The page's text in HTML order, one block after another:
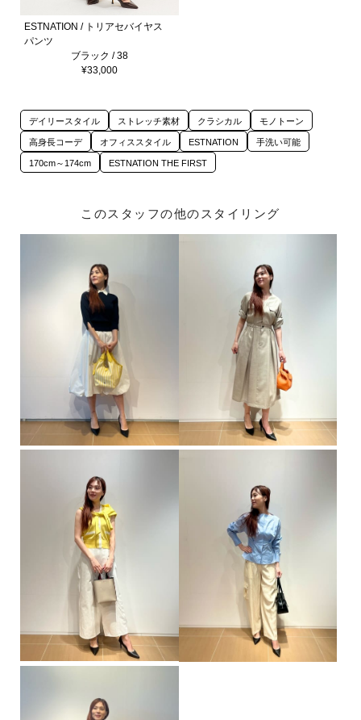
ESTNATION / トリアセバイヤス
パンツ
ブラック / 38
¥33,000
デイリースタイル ストレッチ素材 クラシカル モノトーン
高身長コーデ オフィススタイル ESTNATION 手洗い可能
170cm～174cm ESTNATION THE FIRST
このスタッフの他のスタイリング